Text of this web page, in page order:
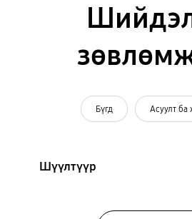
Бүгд Асуулт ба
Шүүлтүүр